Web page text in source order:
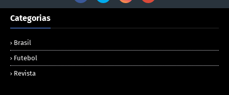
Categorias
Brasil
Futebol
Revista